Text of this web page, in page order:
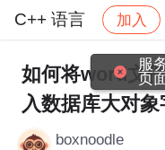
C++ 语言 加入
社区 C++ 语言
如何将word文
入数据库大对象
boxnoodle
服
页